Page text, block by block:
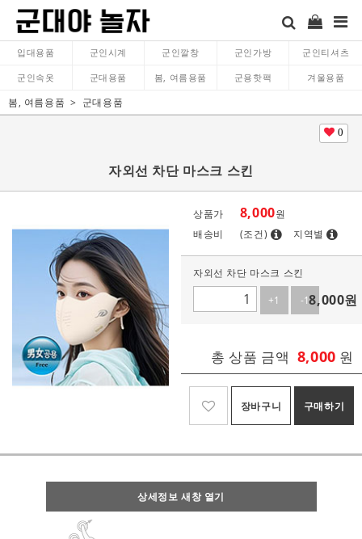
입대용품 군인시계 군인깔창 군인가방 군인티셔츠
군인속옷 군대용품 봄, 여름용품 군용핫팩 겨울용품
봄, 여름용품 군대용품
0
자외선 차단 마스크 스킨
상품가 8,000원
배송비
(조건) 지역별
자외선 차단 마스크 스킨
+1
-18,000원
총 상품 금액 8,000 원
장바구니 구매하기
상세정보 새창 열기